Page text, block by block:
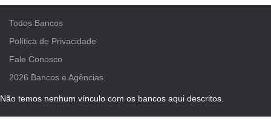
Todos Bancos
Política de Privacidade
Fale Conosco
2026 Bancos e Agências
Não temos nenhum vínculo com os bancos aqui descritos.